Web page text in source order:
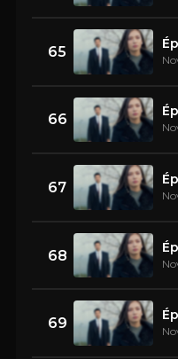
65
66
67
68
69